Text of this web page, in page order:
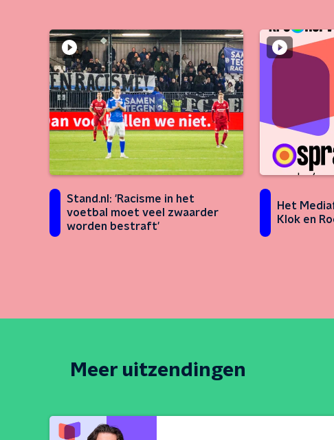
Stand.nl: 'Racisme in het
voetbal moet veel zwaarder
worden bestraft'
Het
Klok en
Meer uitzendingen